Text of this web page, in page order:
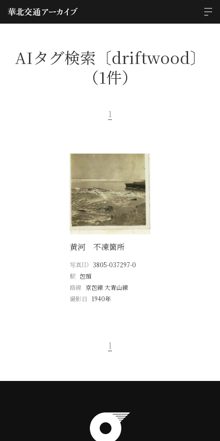
AIタグ検索〔driftwood〕
（1件）
1
黄河 不凍箇所
写真ID 3805-037297-0
駅 包頭
路線 京包線 大青山線
撮影日
1940年
1